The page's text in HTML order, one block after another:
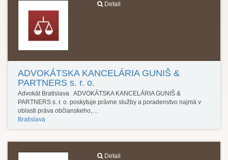
Detail
ADVOKÁTSKA KANCELÁRIA GUNIŠ &
PARTNERS s. r. o.
Advokát Bratislava ADVOKÁTSKA KANCELÁRIA GUNIŠ &
PARTNERS s. r. o. poskytuje právne služby a poradenstvo najmä v
oblasti práva občianskeho,…
Bratislava
Detail